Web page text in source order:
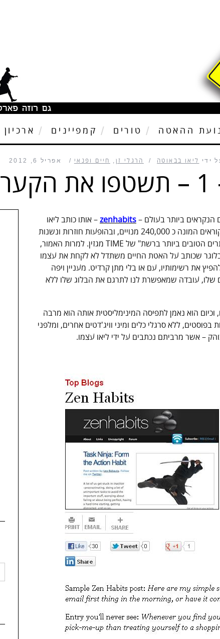
ההאטה טורים קמפיינים ארכיון
ידי ליאו בבאוטה הרגלי זן , חיים ופנאי אפריל 6, 2012
ביותר בעולם – zenhabits – אותו כותב ליאו
באבאוטה מאז שנת 2007. הבלוג מתגאה במועדון קוראים המונה כ 240,000 מנויים, ובהופעות חוזרות ונשנות
ברשימות "25 הבלוגים הטובים בעולם", ו- "50 האתרים הטובים ביותר ברשת" של TIME מגזין. למרות האמור,
שכותב על האטת החיים משתדל לא לקחת את עצמו
את רשימותיו, עם או בלי מתן קרדיט. מעניין ויפה
שלו, עובדה שמאפשרת לנו לתרגם את הבלוג שלו ללא
וכיום הוא נאמן לתפיסה המינימליסטית אותה הוא מרבה
ללא סרגלי כלים ומיני וויג'דטים אחרים, ומלפני
– אשר מרביתם נכתבים על ידי ליאו עצמו.